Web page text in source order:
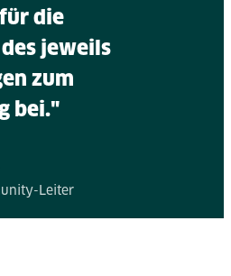
die
jeweils
zum
bei."
Leiter